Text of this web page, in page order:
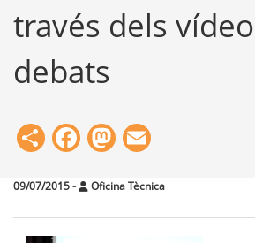
través dels
debats
ShareFacebook
Mastodon
09/07/2015- Oficina Tècnica